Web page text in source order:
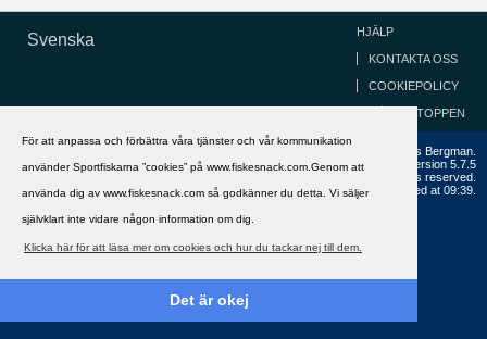
För att anpassa och förbättra våra tjänster och vår kommunikation
använder Sportfiskarna ”cookies” på www.fiskesnack.com.Genom att
använda dig av www.fiskesnack.com så godkänner du detta. Vi säljer
självklart inte vidare någon information om dig.
Klicka här för att läsa mer om cookies och hur du tackar nej till dem.
Det är okej
Svenska HJÄLP
KONTAKTA OSS
COOKIEPOLICY
GÅ TILL TOPPEN
Copyright ©2002 - 2021, FiskeSnack.com. Grundad 2002 av Anders Bergman.
Powered byvBulletin®
Version 5.7.5
Copyright © 2026 MH Sub I, LLC dba vBulletin. All rights reserved.
All times are GMT+1. This page was generated at 09:39.